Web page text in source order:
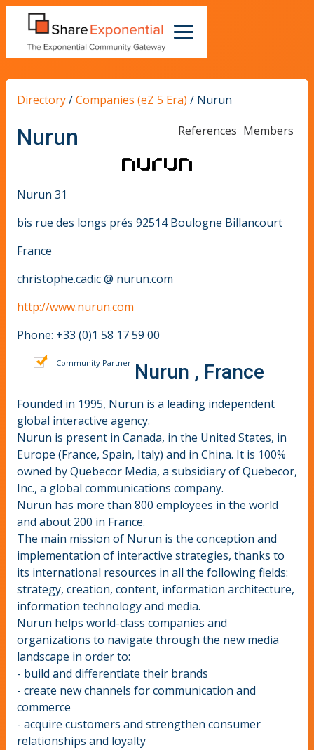
Directory/Companies (eZ 5 Era) / Nurun
References Members
Nurun
Nurun 31
bis rue des longs prés 92514 Boulogne Billancourt
France
christophe.cadic@ nurun.com
http://www.nurun.com
Phone: +33 (0)1 58 17 59 00
Community Partner Nurun , France
Founded in 1995, Nurun is a leading independent
global interactive agency.
Nurun is present in Canada, in the United States, in
Europe (France, Spain, Italy) and in China. It is 100%
owned by Quebecor Media, a subsidiary of Quebecor,
Inc., a global communications company.
Nurun has more than 800 employees in the world
and about 200 in France.
The main mission of Nurun is the conception and
implementation of interactive strategies, thanks to
its international resources in all the following fields:
strategy, creation, content, information architecture,
information technology and media.
Nurun helps world-class companies and
organizations to navigate through the new media
landscape in order to:
- build and differentiate their brands
- create new channels for communication and
commerce
- acquire customers and strengthen consumer
relationships and loyalty